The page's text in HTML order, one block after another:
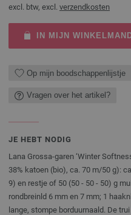
excl. btw, excl. verzendkosten
IN MIJN
Op mijn boodschappenlijstje
Vragen over het artikel?
JE HEBT NODIG
Lana Grossa-garen ‘Winter
38% katoen (bio), ca. 70 m/50 g):
9) en restje of 50 (50 - 50 - 50) g
rondbreinld 6 mm en 7 mm; 1
lange, stompe borduurnaald. De